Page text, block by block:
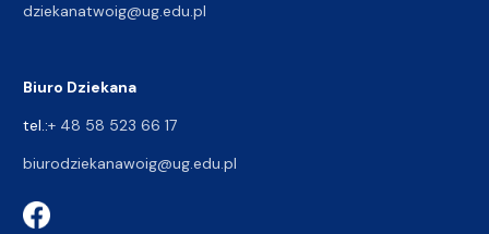
dziekanatwoig@ug.edu.pl
Biuro Dziekana
tel.:+ 48 58 523 66 17
biurodziekanawoig@ug.edu.pl